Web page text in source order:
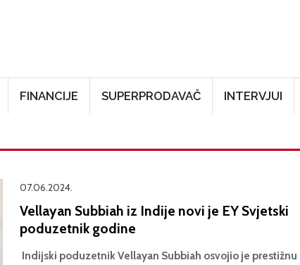
FINANCIJE SUPERPRODAVAČ INTERVJUI
07.06.2024.
Vellayan Subbiah iz Indije novi je EY Svjetski
poduzetnik godine
Indijski poduzetnikVellayan Subbiah osvojio je prestižnu